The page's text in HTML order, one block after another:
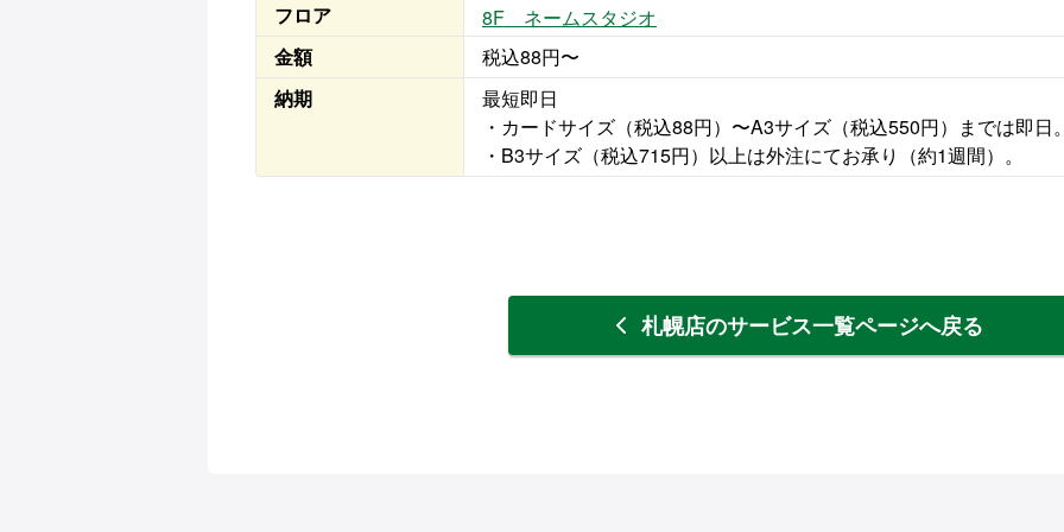
フロア
8F ネームスタジオ
金額
税込88円〜
納期
最短即日
・カードサイズ（税込88円）〜A3サイズ（税込550円）までは即日
・B3サイズ（税込715円）以上は外注にてお承り（約1週間）。
札幌店のサービス一覧ページへ戻る